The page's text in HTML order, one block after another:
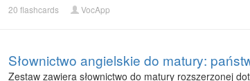
20 flashcards VocApp
Słownictwo angielskie do matury:
Zestaw zawiera słownictwo do matury rozszerzonej